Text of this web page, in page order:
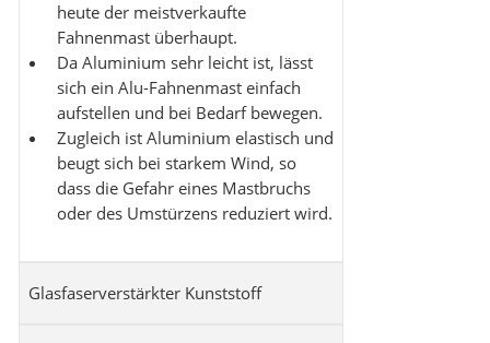
heute der meistverkaufte
Fahnenmast überhaupt.
Da Aluminium sehr leicht ist, lässt
sich ein Alu-Fahnenmast einfach
aufstellen und bei Bedarf bewegen.
Zugleich ist Aluminium elastisch und
beugt sich bei starkem Wind, so
dass die Gefahr eines Mastbruchs
oder des Umstürzens reduziert wird.
Glasfaserverstärkter Kunststoff